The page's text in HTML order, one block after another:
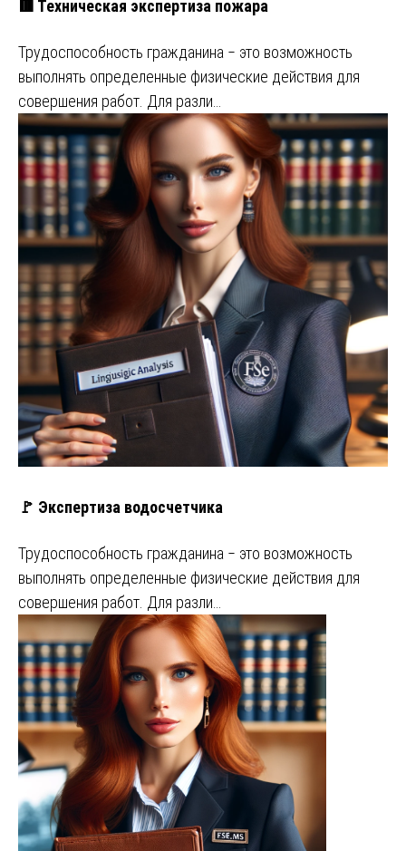
🟥 Техническая экспертиза пожара
Трудоспособность гражданина ‒ это возможность
выполнять определенные физические действия для
совершения работ. Для разли…
🚩 Экспертиза водосчетчика
Трудоспособность гражданина ‒ это возможность
выполнять определенные физические действия для
совершения работ. Для разли…